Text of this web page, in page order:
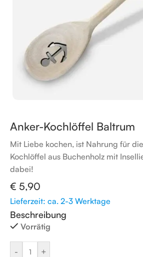
Anker-Kochlöffel Baltrum
Mit Liebe kochen, ist Nahrung für
Kochlöffel aus Buchenholz mit
dabei!
€ 5,90
Lieferzeit: ca. 2-3 Werktage
Beschreibung
Vorrätig
- +